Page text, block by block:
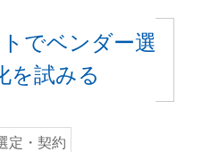
でベンダー選
を試みる
定・契約